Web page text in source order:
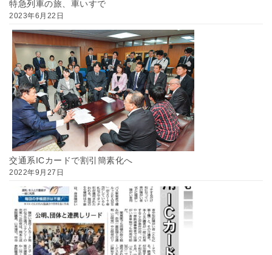
特急列車の旅、車いすで
2023年6月22日
交通系ICカードで割引簡素化へ
2022年9月27日